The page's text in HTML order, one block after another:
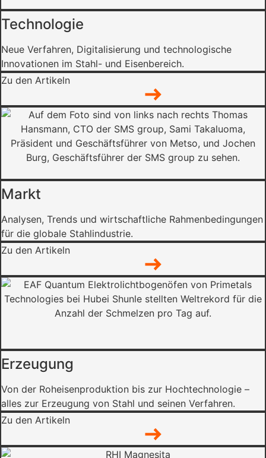
Technologie
Neue Verfahren, Digitalisierung und technologische
Innovationen im Stahl- und Eisenbereich.
Zu den Artikeln
Markt
Analysen, Trends und wirtschaftliche Rahmenbedingungen
für die globale Stahlindustrie.
Zu den Artikeln
Erzeugung
Von der Roheisenproduktion bis zur Hochtechnologie –
alles zur Erzeugung von Stahl und seinen Verfahren.
Zu den Artikeln